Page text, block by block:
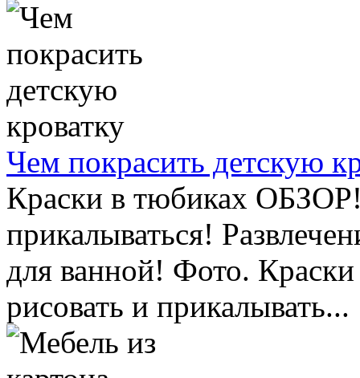
Чем покрасить детскую
Краски в тюбиках
прикалываться!
для ванной! Фото.
рисовать и прикалывать...